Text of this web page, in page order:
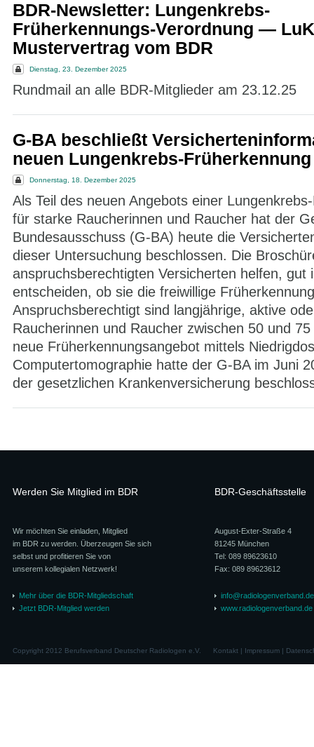
BDR-Newsletter: Lungenkrebs-
Früherkennungs-Verordnung —
Mustervertrag vom BDR
Dienstag, 23. Dezember 2025
Rundmail an alle BDR-Mitglieder am 23.12.25
G-BA beschließt
neuen Lungenkrebs-Früherkennung
Donnerstag, 18. Dezember 2025
Als Teil des neuen Angebots einer
für starke Raucherinnen und Raucher hat der
Bundesausschuss (G-BA) heute die
dieser Untersuchung beschlossen. Die
anspruchsberechtigten Versicherten helfen, gut
entscheiden, ob sie die freiwillige
Anspruchsberechtigt sind langjährige, aktive
Raucherinnen und Raucher zwischen 50 und
neue Früherkennungsangebot mittels
Computertomographie hatte der G-BA im Juni
der gesetzlichen Krankenversicherung
Werden Sie Mitglied im BDR
Wir möchten Sie einladen, Mitglied
im BDR zu werden. Überzeugen Sie sich
selbst und profitieren Sie von
unserem kollegialen Netzwerk!
Mehr über die BDR-Mitgliedschaft
Jetzt BDR-Mitglied werden
BDR-Geschäftsstelle
August-Exter-Straße 4
81245 München
Tel: 089 89623610
Fax: 089 89623612
info@radiologenverband.de
www.radiologenverband.de
Copyright 2012 Berufsverband Deutscher Radiologen e.V. Kontakt| Impressum|